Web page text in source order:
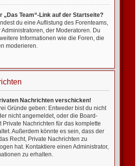
„Das Team“-Link auf der Startseite?
du eine Auflistung des Forenteams,
der Moderatoren. Du
Informationen wie die Foren, die
moderieren.
Nachrichten verschicken!
Gründe geben: Entweder bist du nicht
nicht angemeldet, oder die Board-
Private Nachrichten für das komplette
Außerdem könnte es sein, dass der
Recht, Private Nachrichten zu
hat. Kontaktiere einen Administrator,
zu erhalten.